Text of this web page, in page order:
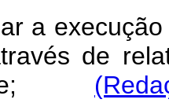
a
de